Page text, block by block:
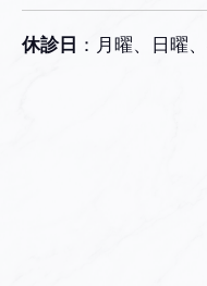
休診日 ：月曜、日曜